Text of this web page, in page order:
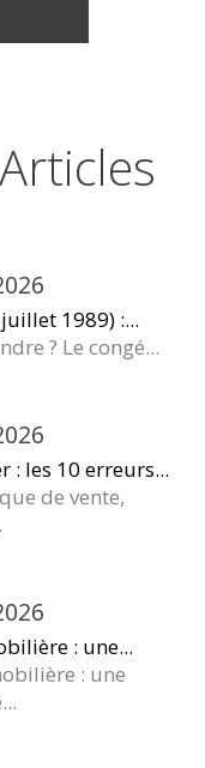
1989) :...
? Le congé...
: les 10 erreurs...
de vente,
: une...
: une